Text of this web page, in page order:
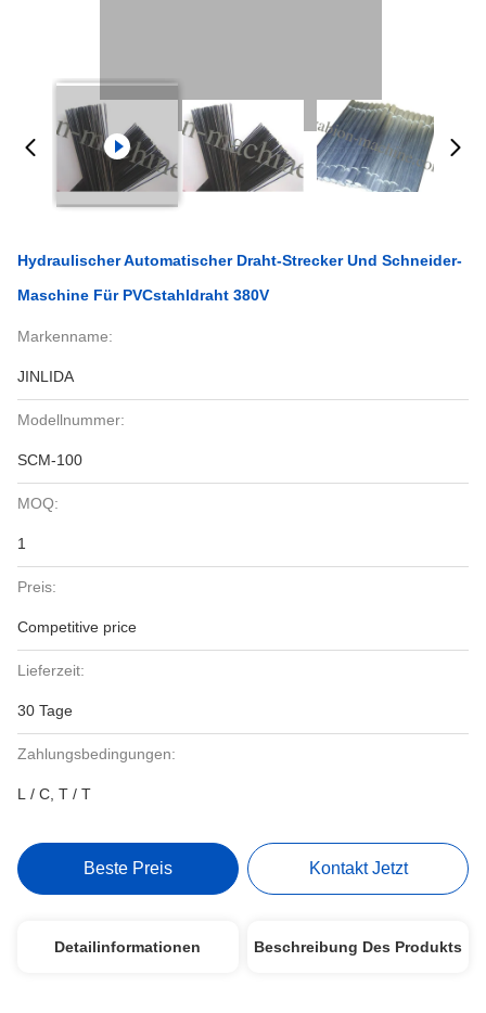
Hydraulischer Automatischer Draht-Strecker Und Schneider-
Maschine Für PVCstahldraht 380V
Markenname:
JINLIDA
Modellnummer:
SCM-100
MOQ:
1
Preis:
Competitive price
Lieferzeit:
30 Tage
Zahlungsbedingungen:
L / C, T / T
Beste Preis Kontakt Jetzt
Detailinformationen Beschreibung Des Produkts